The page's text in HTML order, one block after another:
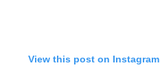
View this post on Instagram